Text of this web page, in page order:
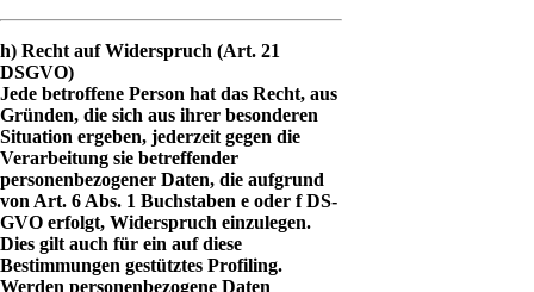
h) Recht auf Widerspruch (Art. 21
DSGVO)
Jede betroffene Person hat das Recht, aus
Gründen, die sich aus ihrer besonderen
Situation ergeben, jederzeit gegen die
Verarbeitung sie betreffender
personenbezogener Daten, die aufgrund
von Art. 6 Abs. 1 Buchstaben e oder f DS-
GVO erfolgt, Widerspruch einzulegen.
Dies gilt auch für ein auf diese
Bestimmungen gestütztes Profiling.
Werden personenbezogene Daten